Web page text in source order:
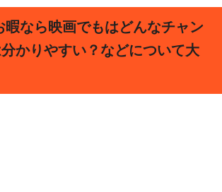
暇なら映画でもはどんなチャン
かりやすい？などについて大